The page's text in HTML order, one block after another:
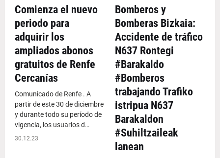
Comienza el nuevo
periodo para
adquirir los
ampliados abonos
gratuitos de Renfe
Cercanías
Comunicado de Renfe . A
partir de este 30 de diciembre
y durante todo su período de
vigencia, los usuarios d…
30.12.23
Bomberos y
Bomberas Bizkaia:
Accidente de tráfico
N637 Rontegi
#Barakaldo
#Bomberos
trabajando Trafiko
istripua N637
Barakaldon
#Suhiltzaileak
lanean